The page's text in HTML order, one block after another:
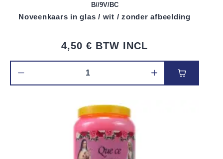
B//9V/BC
Noveenkaars in glas / wit / zonder afbeelding
4,50 € BTW INCL
Voeg toe